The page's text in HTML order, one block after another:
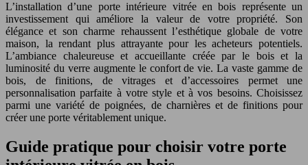
L’installation d’une porte intérieure vitrée en bois représente un
investissement qui améliore la valeur de votre propriété. Son
élégance et son charme rehaussent l’esthétique globale de votre
maison, la rendant plus attrayante pour les acheteurs potentiels.
L’ambiance chaleureuse et accueillante créée par le bois et la
luminosité du verre augmente le confort de vie. La vaste gamme de
bois, de finitions, de vitrages et d’accessoires permet une
personnalisation parfaite à votre style et à vos besoins. Choisissez
parmi une variété de poignées, de charnières et de finitions pour
créer une porte véritablement unique.
Guide pratique pour choisir votre porte